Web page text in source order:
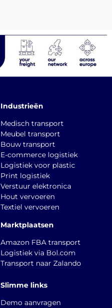
Industrieën
Medisch transport
Meubel transport
Bouw transport
E-commerce logistiek
Logistiek voor plastic
Print logistiek
Verstuur elektronica
Hout vervoeren
Textiel vervoeren
Marktplaatsen
Amazon FBA transport
Logistiek via Bol.com
Transport naar Zalando
Slimme links
Demo aanvragen